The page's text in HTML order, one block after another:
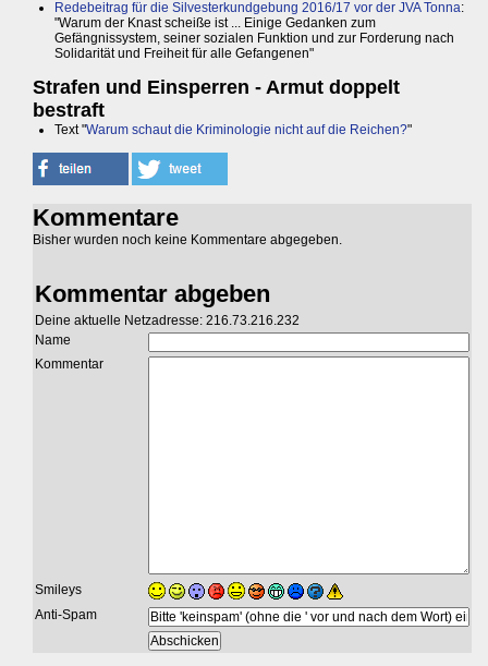
Redebeitrag für die Silvesterkundgebung 2016/17 vor der JVA Tonna:
"Warum der Knast scheiße ist ... Einige Gedanken zum
Gefängnissystem, seiner sozialen Funktion und zur Forderung nach
Solidarität und Freiheit für alle Gefangenen"
Strafen und Einsperren - Armut doppelt
bestraft
Text "Warum schaut die Kriminologie nicht auf die Reichen?"
Kommentare
Bisher wurden noch keine Kommentare abgegeben.
Kommentar abgeben
Deine aktuelle Netzadresse: 216.73.216.232
Name
Kommentar
Smileys
Anti-Spam